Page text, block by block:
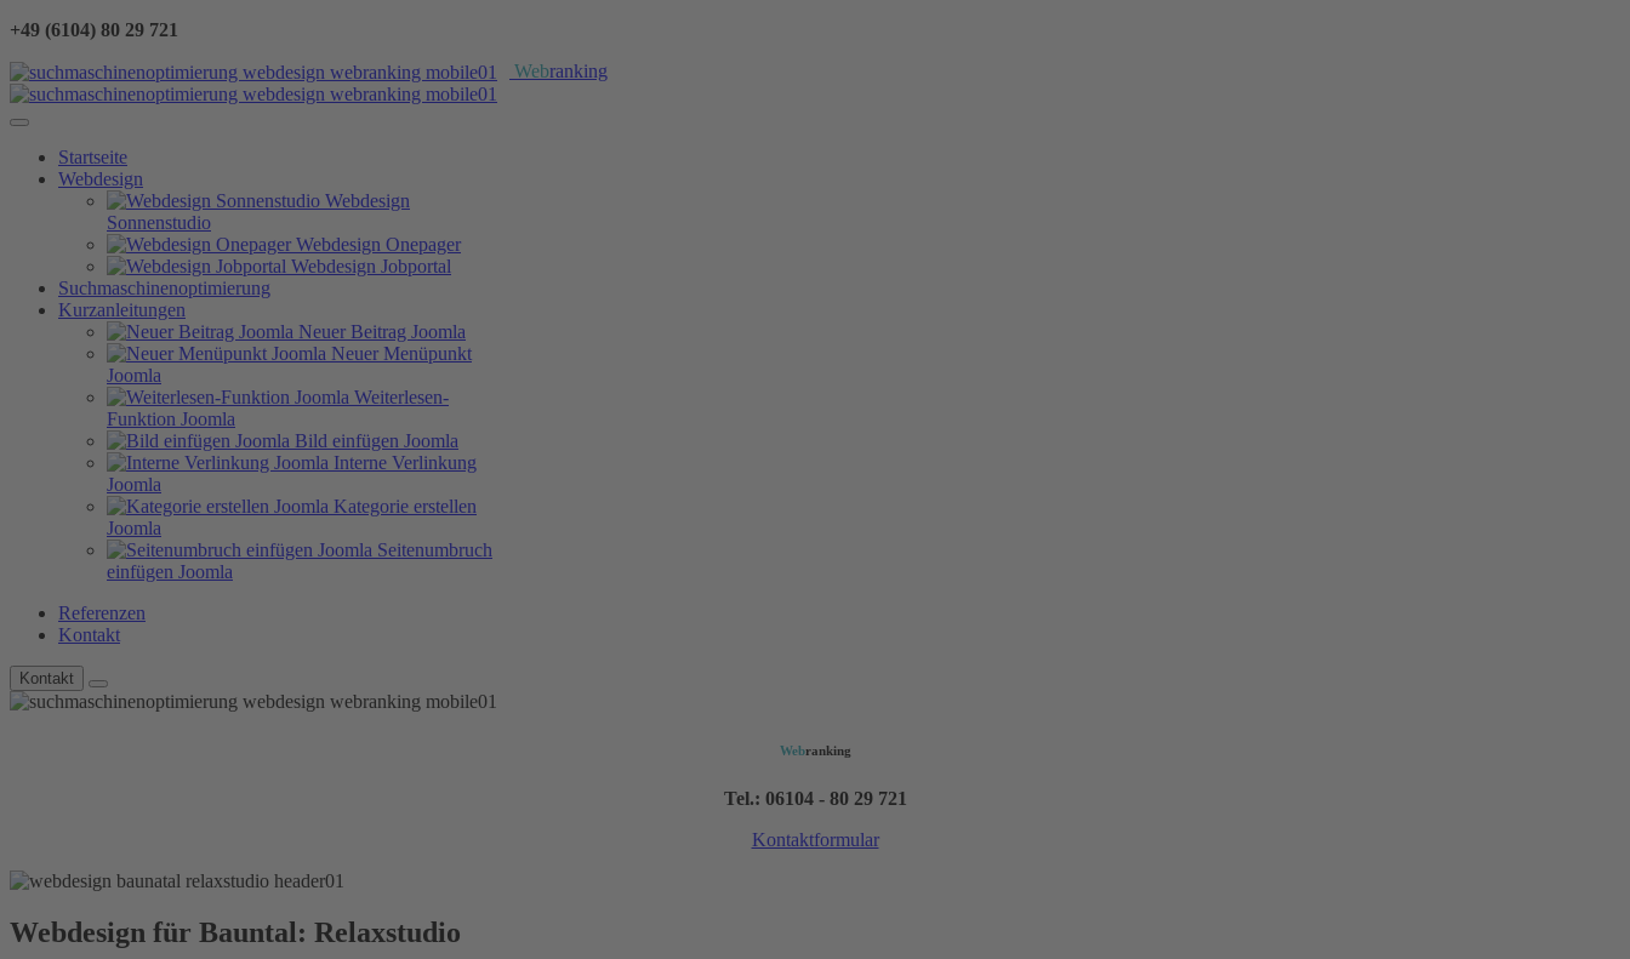
+49 (6104) 80 29 721
Webranking
Startseite
Webdesign
Webdesign
Sonnenstudio
Webdesign Onepager
Webdesign Jobportal
Suchmaschinenoptimierung
Kurzanleitungen
Neuer Beitrag Joomla
Neuer Menüpunkt
Joomla
Weiterlesen-
Funktion Joomla
Bild einfügen Joomla
Interne Verlinkung
Joomla
Kategorie erstellen
Joomla
Seitenumbruch
einfügen Joomla
Referenzen
Kontakt
Kontakt
Webranking
Tel.: 06104 - 80 29 721
Kontaktformular
Webdesign für Bauntal: Relaxstudio